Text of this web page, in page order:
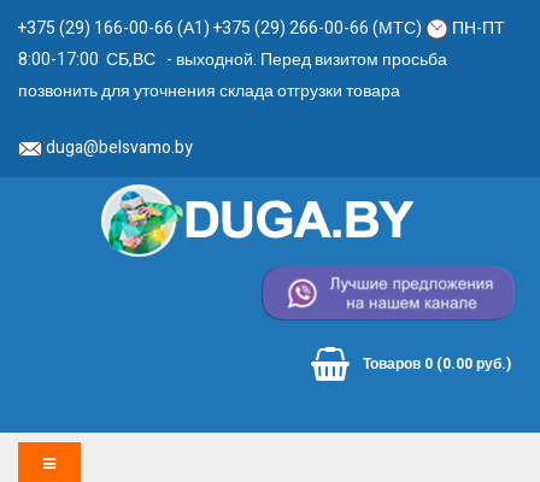
+375 (29) 166-00-66 (А1) +375 (29) 266-00-66 (МТС)
ПН-ПТ
8:00-17:00 СБ,ВС - выходной. Перед визитом просьба
позвонить для уточнения склада отгрузки товара
duga@belsvamo.by
Товаров 0 (0.00 руб.)